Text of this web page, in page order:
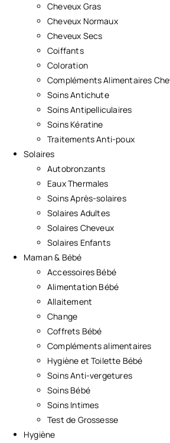
Cheveux Gras
Cheveux Normaux
Cheveux Secs
Coiffants
Coloration
Compléments Alimentaires
Soins Antichute
Soins Antipelliculaires
Soins Kératine
Traitements Anti-poux
Solaires
Autobronzants
Eaux Thermales
Soins Après-solaires
Solaires Adultes
Solaires Cheveux
Solaires Enfants
Maman & Bébé
Accessoires Bébé
Alimentation Bébé
Allaitement
Change
Coffrets Bébé
Compléments alimentaires
Hygiène et Toilette Bébé
Soins Anti-vergetures
Soins Bébé
Soins Intimes
Test de Grossesse
Hygiène